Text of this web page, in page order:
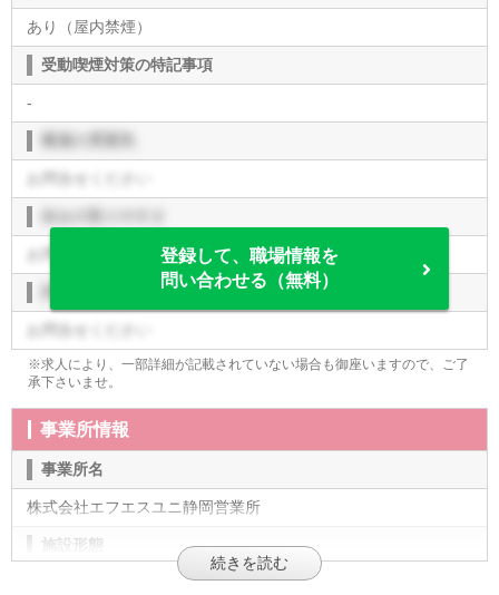
あり（屋内禁煙）
受動喫煙対策の特記事項
-
職場の雰囲気
お問合せください
お問合せください
登録して、職場情報を
問い合わせる（無料）
※求人により、一部詳細が記載されていない場合も御座いますので、ご了
承下さいませ。
事業所情報
事業所名
株式会社エフエスユニ静岡営業所
施設形態